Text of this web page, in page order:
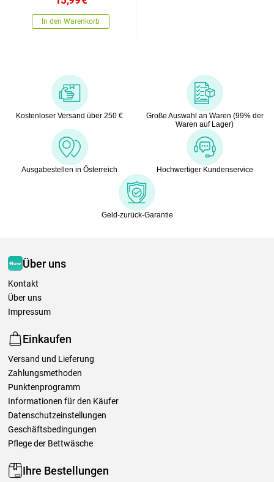
In den Warenkorb
Kostenloser Versand über 250 €
Große Auswahl an Waren (99% der
Waren auf Lager)
Ausgabestellen in Österreich Hochwertiger Kundenservice
Geld-zurück-Garantie
Über uns
Kontakt
Über uns
Impressum
Einkaufen
Versand und Lieferung
Zahlungsmethoden
Punktenprogramm
Informationen für den Käufer
Datenschutzeinstellungen
Geschäftsbedingungen
Pflege der Bettwäsche
Ihre Bestellungen